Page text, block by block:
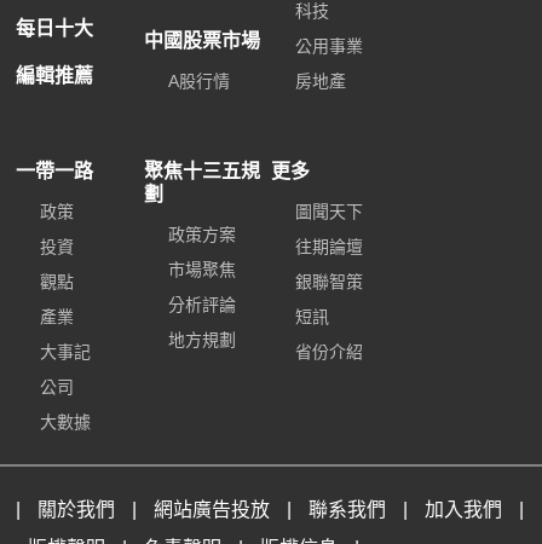
每日十大
編輯推薦
中國股票市場
A股行情
科技
公用事業
房地產
一帶一路
政策
投資
觀點
產業
大事記
公司
大數據
聚焦十三五規
劃
政策方案
市場聚焦
分析評論
地方規劃
更多
圖聞天下
往期論壇
銀聯智策
短訊
省份介紹
關於我們 網站廣告投放 聯系我們 加入我們